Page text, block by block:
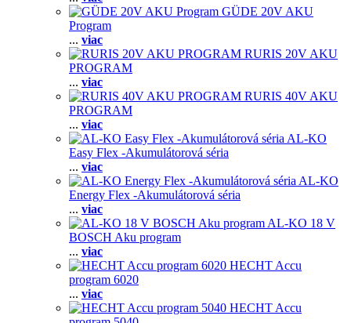
GÜDE 20V AKU
Program
... viac
RURIS 20V AKU
PROGRAM
... viac
RURIS 40V AKU
PROGRAM
... viac
AL-KO
Easy Flex -Akumulátorová séria
... viac
AL-KO
Energy Flex -Akumulátorová séria
... viac
AL-KO 18 V
BOSCH Aku program
... viac
HECHT Accu
program 6020
... viac
HECHT Accu